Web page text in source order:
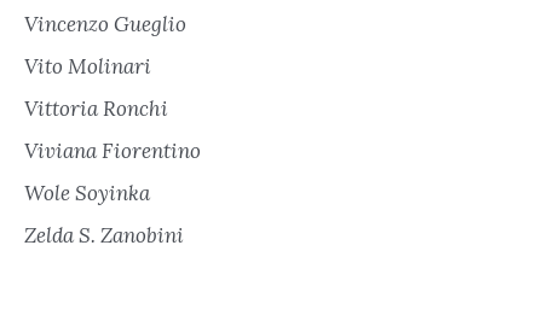
Vincenzo Gueglio
Vito Molinari
Vittoria Ronchi
Viviana Fiorentino
Wole Soyinka
Zelda S. Zanobini